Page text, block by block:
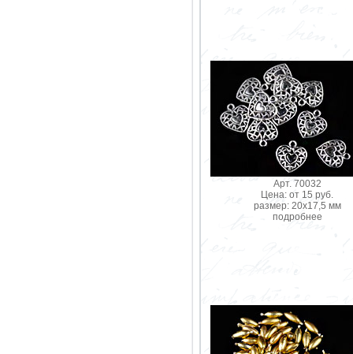
Арт. 70032
Цена: от 15 руб.
размер: 20х17,5 мм
подробнее